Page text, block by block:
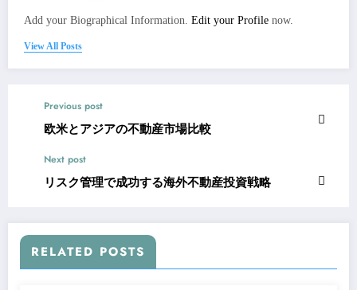
Add your Biographical Information. Edit your Profile now.
View All Posts
Previous post
欧米とアジアの不動産市場比較
Next post
リスク管理で成功する海外不動産投資戦略
RELATED POSTS